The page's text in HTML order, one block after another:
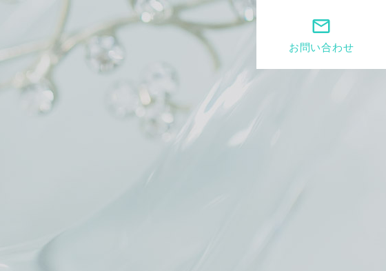
mail_outline
お問い合わせ